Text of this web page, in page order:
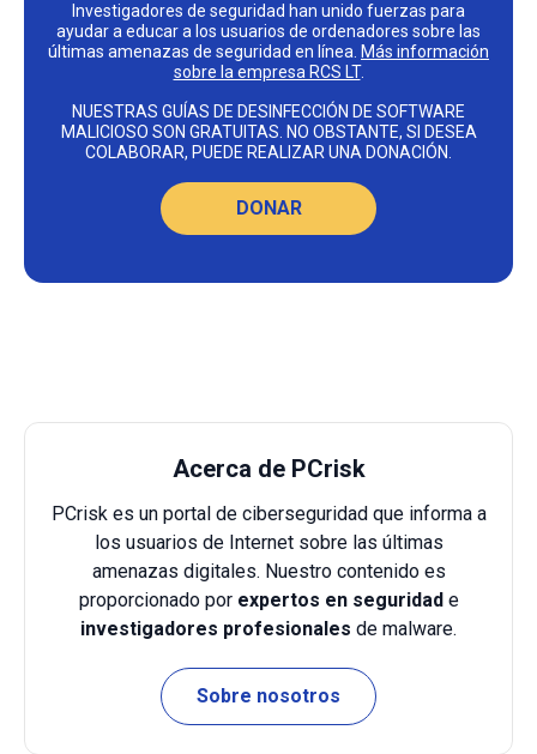
Investigadores de seguridad han unido fuerzas para
ayudar a educar a los usuarios de ordenadores sobre las
últimas amenazas de seguridad en línea. Más información
sobre la empresa RCS LT.
NUESTRAS GUÍAS DE DESINFECCIÓN DE SOFTWARE
MALICIOSO SON GRATUITAS. NO OBSTANTE, SI DESEA
COLABORAR, PUEDE REALIZAR UNA DONACIÓN.
DONAR
Acerca de PCrisk
PCrisk es un portal de ciberseguridad que informa a
los usuarios de Internet sobre las últimas
amenazas digitales. Nuestro contenido es
proporcionado por expertos en seguridad e
investigadores profesionales de malware.
Sobre nosotros